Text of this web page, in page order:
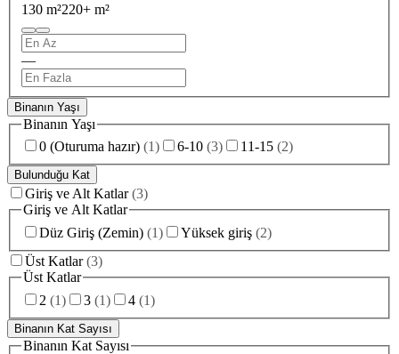
130 m²220+ m²
—
Binanın Yaşı
Binanın Yaşı
0 (Oturuma hazır) (1) 6-10 (3) 11-15 (2)
Bulunduğu Kat
Giriş ve Alt Katlar (3)
Giriş ve Alt Katlar
Düz Giriş (Zemin) (1) Yüksek giriş (2)
Üst Katlar (3)
Üst Katlar
2 (1) 3 (1) 4 (1)
Binanın Kat Sayısı
Binanın Kat Sayısı